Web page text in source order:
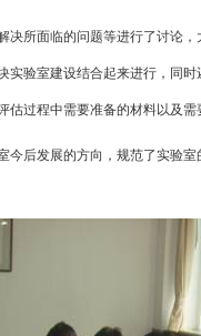
决所面临的问题等进行了讨论
实验室建设结合起来进行，同时
过程中需要准备的材料以及需
今后发展的方向，规范了实验